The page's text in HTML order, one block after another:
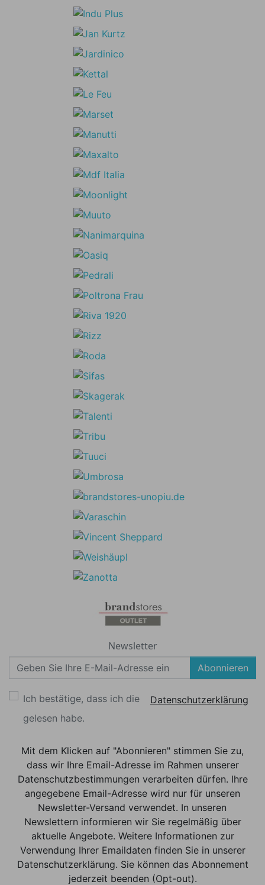
Newsletter
Abonnieren
Ich bestätige, dass ich die
Datenschutzerklärung
gelesen habe.
Mit dem Klicken auf "Abonnieren" stimmen Sie zu,
dass wir Ihre Email-Adresse im Rahmen unserer
Datenschutzbestimmungen verarbeiten dürfen. Ihre
angegebene Email-Adresse wird nur für unseren
Newsletter-Versand verwendet. In unseren
Newslettern informieren wir Sie regelmäßig über
aktuelle Angebote. Weitere Informationen zur
Verwendung Ihrer Emaildaten finden Sie in unserer
Datenschutzerklärung. Sie können das Abonnement
jederzeit beenden (Opt-out).